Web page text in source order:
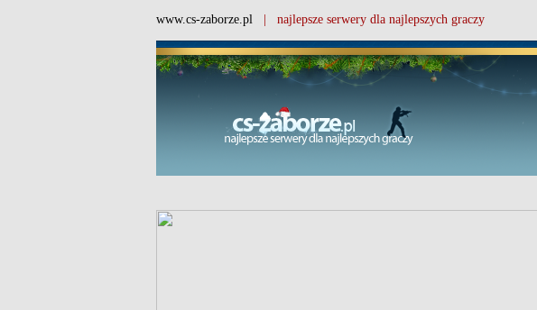
www.cs-zaborze.pl | najlepsze serwery dla najlepszych graczy